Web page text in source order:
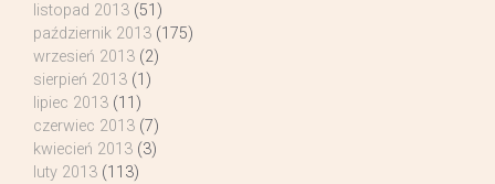
listopad 2013 (51)
październik 2013 (175)
wrzesień 2013 (2)
sierpień 2013 (1)
lipiec 2013 (11)
czerwiec 2013 (7)
kwiecień 2013 (3)
luty 2013 (113)